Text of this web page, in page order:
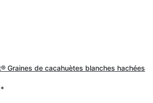
Graines de cacahuètes blanches hachées
*